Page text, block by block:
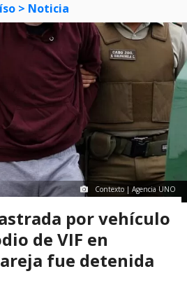
> Noticia
Contexto | Agencia UNO
por vehículo
de VIF en
fue detenida